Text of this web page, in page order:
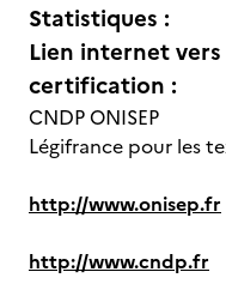
Statistiques :
Lien internet
certification :
CNDP ONISEP
Légifrance pour les
http://www.onisep.fr
http://www.cndp.fr